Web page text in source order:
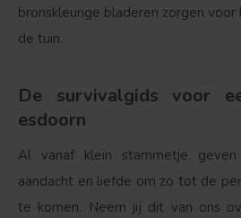
bronskleurige bladeren zorgen voor
de tuin.
De survivalgids voor
esdoorn
Al vanaf klein stammetje
aandacht en liefde om zo tot de
te komen. Neem jij dit van ons